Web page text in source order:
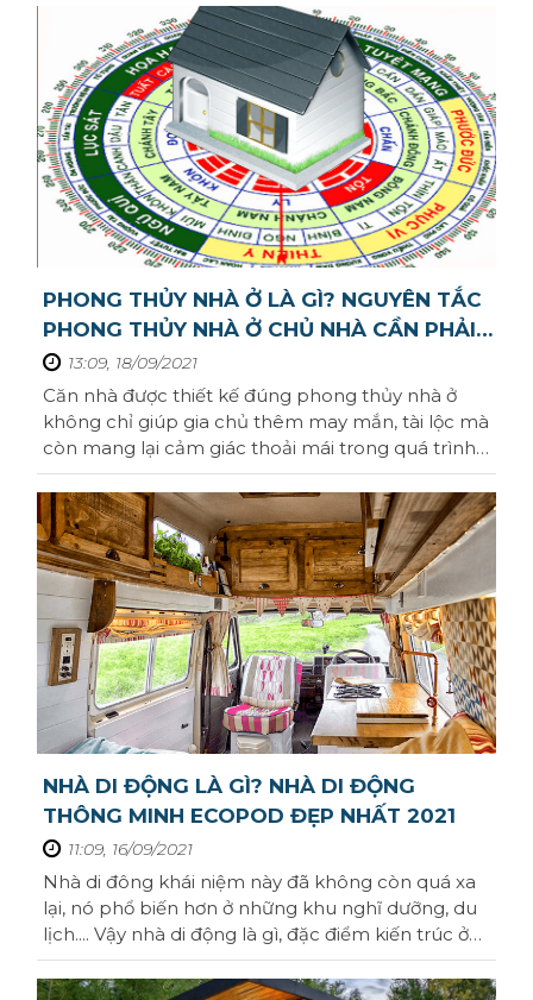
Kon Tum
Quảng Bình
Quảng Trị
Trà Vinh
Hậu Giang
Sơn La
Bạc Liêu
Yên Bái
Tuyên Quang
Điện Biên
Lai Châu
Lạng Sơn
Hà Giang
Bắc Kạn
Cao Bằng
hướng thiết kế nhà sàn ngày nay.Nhà sàn là gì?
Nhà sàn được xây dựng phổ biến tại các dân tộc
miền núi, với đặc điểm của khu vực ...
PHONG THỦY NHÀ Ở LÀ GÌ? NGUYÊN TẮC
PHONG THỦY NHÀ Ở CHỦ NHÀ CẦN PHẢI
BIẾT13:09, 18/09/2021
Căn nhà được thiết kế đúng phong thủy nhà ở
không chỉ giúp gia chủ thêm may mắn, tài lộc mà
còn mang lại cảm giác thoải mái trong quá trình
sinh sống. Vậy bạn đã biết cách bố trí không gian,
đặt đồ đạc cho đúng để đúng phong thủy chưa,
nếu chưa hãy cùng Homeseek tìm hiểu
nhé.Phong thủy nhà ở là gì? Phong thủy cậu ...
NHÀ DI ĐỘNG LÀ GÌ? NHÀ DI ĐỘNG
THÔNG MINH ECOPOD ĐẸP NHẤT 2021
11:09, 16/09/2021
Nhà di đông khái niệm này đã không còn quá xa
lại, nó phổ biến hơn ở những khu nghĩ dưỡng, du
lịch.... Vậy nhà di động là gì, đặc điểm kiến trúc ở
Việt Nam ra sao. Hãy cùng Homeseek tìm hiểu
loại hình nà nhé.Nhà di động thông minh là gì?